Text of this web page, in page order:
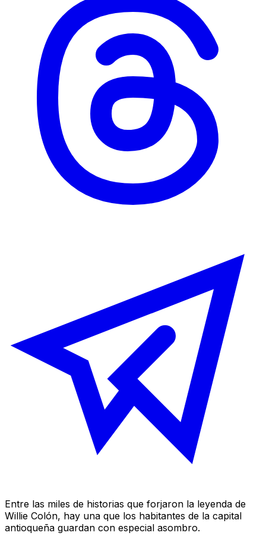
Entre las miles de historias que forjaron la leyenda de
Willie Colón, hay una que los habitantes de la capital
antioqueña guardan con especial asombro.